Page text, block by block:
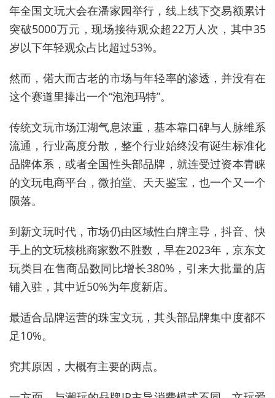
年全国文玩大会在潘家园举行，线上线下交易额累计
突破5000万元，现场接待观众超22万人次，其中35
岁以下年轻观众占比超过53%。
然而，偌大而古老的市场与年轻率的渗透，并没有在
这个赛道里捧出一个“泡泡玛特”。
传统文玩市场江湖气息浓重，基本靠口碑与人脉维系
流通，行业高度分散，整个行业始终没有诞生标准化
品牌体系，或者全国性头部品牌，就连受过资本青睐
的文玩电商平台，微拍堂、天天鉴宝，也一个又一个
陨落。
到新文玩时代，市场仍由区域性白牌主导，抖音、快
手上的文玩核桃商家数不胜数，早在2023年，京东文
玩类目在售商品数同比增长380%，引来大批量的店
铺入驻，其中近50%为年度新店。
最适合品牌运营的珠宝文玩，其头部品牌集中度都不
足10%。
究其原因，大概有主要的两点。